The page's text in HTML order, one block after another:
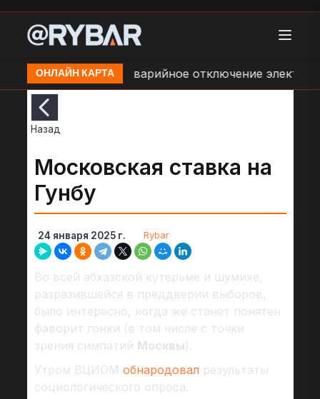
ОНЛАЙН КАРТА
- Дальний Аварийное отключение
Назад
Московская ставка на
Гунбу
24 января 2025 г. Rybar
Во всей абхазской кутерьме и шумихе,
разразившейся в преддверии выборов,
было интересно, когда же станет понятен
фаворит гонки (в том числе с точки
зрения симпатий Москвы).
Утром ВЦИОМ обнародовал результаты
социологического опроса.